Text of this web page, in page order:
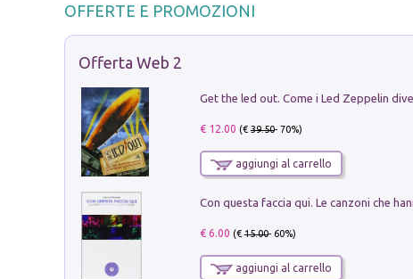
OFFERTE E PROMOZIONI
Offerta Web 2
€ 12.00 (€39.50- 70%)
aggiungi al carrello
€ 6.00 (€15.00- 60%)
aggiungi al carrello